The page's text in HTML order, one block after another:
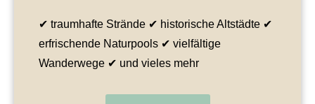
✔ traumhafte Strände ✔ historische Altstädte ✔
erfrischende Naturpools ✔ vielfältige
Wanderwege ✔ und vieles mehr